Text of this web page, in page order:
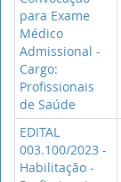
para Exame
Médico
Admissional -
Cargo:
Profissionais
de Saúde
EDITAL
003.100/2023 -
Habilitação -